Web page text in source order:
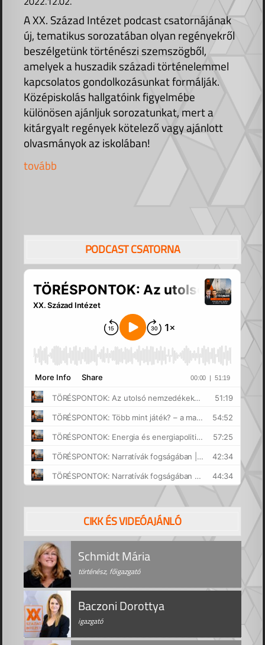
A XX. Század Intézet podcast csatornájának
új, tematikus sorozatában olyan regényekről
beszélgetünk történészi szemszögből,
amelyek a huszadik századi történelemmel
kapcsolatos gondolkozásunkat formálják.
Középiskolás hallgatóink figyelmébe
különösen ajánljuk sorozatunkat, mert a
kitárgyalt regények kötelező vagy ajánlott
olvasmányok az iskolában!
tovább
PODCAST CSATORNA
CIKK ÉS VIDEÓAJÁNLÓ
Schmidt Mária
történész, főigazgató
Baczoni Dorottya
igazgató